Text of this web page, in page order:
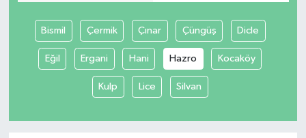
Bismil Çermik Çınar Çüngüş Dicle
Eğil Ergani Hani Hazro Kocaköy
Kulp Lice Silvan